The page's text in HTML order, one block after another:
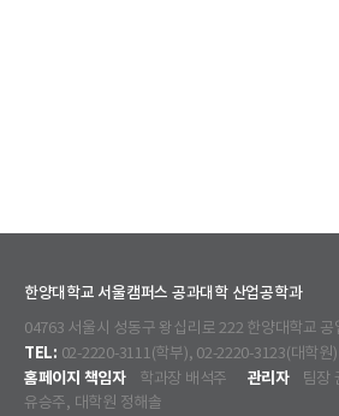
한양대학교 서울캠퍼스 공과대학 산업공학과
04763 서울시 성동구 왕십리로 222 한양대학교
TEL: 02-2220-3111(학부), 02-2220-3123(대
홈페이지 책임자 학과장 배석주 관리자 팀장
유승주, 대학원 정해솔